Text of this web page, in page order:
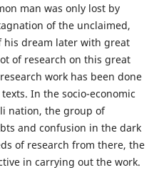
man was only lost by
of the unclaimed,
his dream later with great
of research on this great
work has been done
In the socio-economic
nation, the group of
and confusion in the dark
of research from there, the
in carrying out the work.